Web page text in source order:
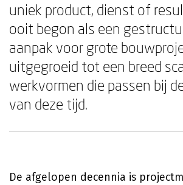
uniek product, dienst of
ooit begon als een
aanpak voor grote
uitgegroeid tot een breed
werkvormen die passen bij
van deze tijd.
De afgelopen decennia is